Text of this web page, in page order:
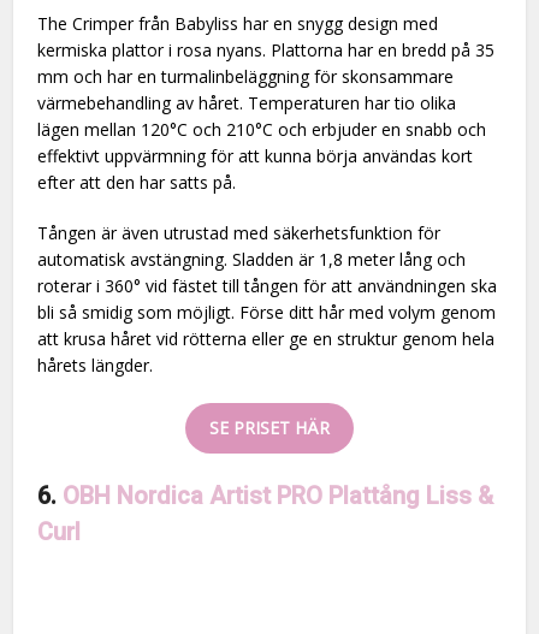
The Crimper från Babyliss har en snygg design med
kermiska plattor i rosa nyans. Plattorna har en bredd på 35
mm och har en turmalinbeläggning för skonsammare
värmebehandling av håret. Temperaturen har tio olika
lägen mellan 120°C och 210°C och erbjuder en snabb och
effektivt uppvärmning för att kunna börja användas kort
efter att den har satts på.
Tången är även utrustad med säkerhetsfunktion för
automatisk avstängning. Sladden är 1,8 meter lång och
roterar i 360° vid fästet till tången för att användningen ska
bli så smidig som möjligt. Förse ditt hår med volym genom
att krusa håret vid rötterna eller ge en struktur genom hela
hårets längder.
SE PRISET HÄR
6. OBH Nordica Artist PRO Plattång Liss &
Curl